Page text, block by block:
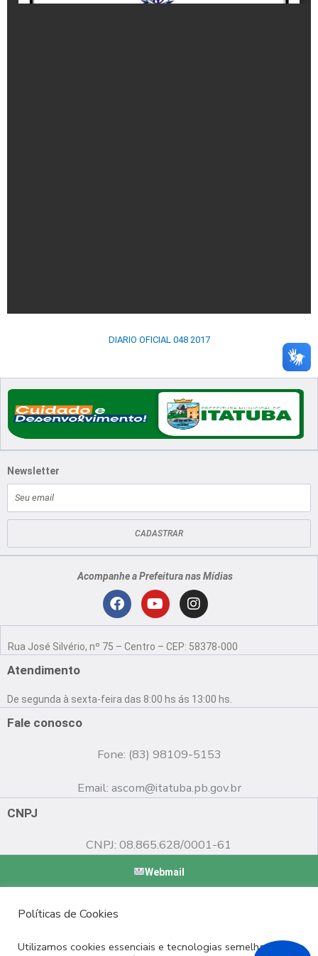
DIARIO OFICIAL 048 2017
Newsletter
mail
CADASTRAR
Acompanhe a Prefeitura nas Mídias
F
c
o
o
Y
u
b
e
I
n
s
g
r
Rua José Silvério, nº 75 – Centro – CEP: 58378-000
Atendimento
De segunda à sexta-feira das 8:00 hs ás 13:00 hs.
Fale conosco
Fone: (83) 98109-5153
Email: ascom@itatuba.pb.gov.br
CNPJ
CNPJ: 08.865.628/0001-61
Webmail
Políticas de Cookies
Utilizamos cookies essenciais e tecnologias semelhantes de